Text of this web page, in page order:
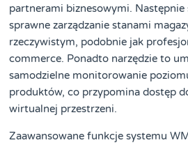
partnerami biznesowymi.
sprawne zarządzanie stanami
rzeczywistym, podobnie jak
commerce. Ponadto narzędzie to
samodzielne monitorowanie
produktów, co przypomina dostęp
wirtualnej przestrzeni.
Zaawansowane funkcje systemu